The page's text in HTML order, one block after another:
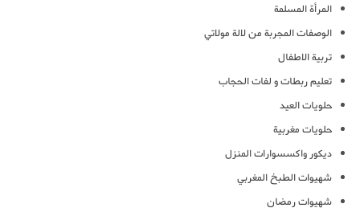
المرأة المسلمة
الوصفات المجربة من لالة مولاتي
تربية الاطفال
تعليم ربطات و لفات الحجاب
حلويات العيد
حلويات مغربية
ديكور واكسسوارات المنزل
شهيوات الطبخ المغربي
شهيوات رمضان